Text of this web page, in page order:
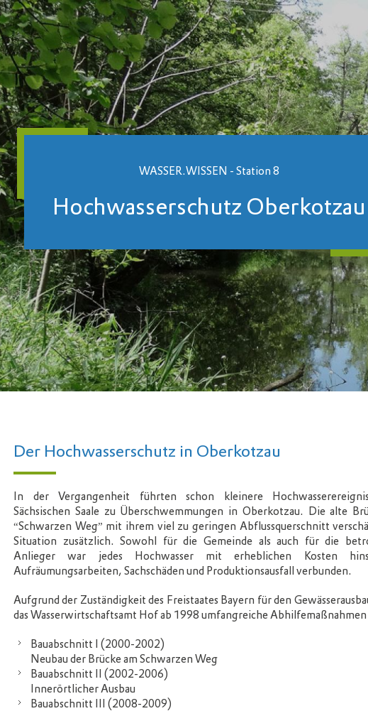
WASSER.WISSEN - Station 8
Hochwasserschutz Oberkotzau
Der Hochwasserschutz in Oberkotzau
In der Vergangenheit führten schon kleinere
Sächsischen Saale zu Überschwemmungen in Oberkotzau. Die alte
“Schwarzen Weg” mit ihrem viel zu geringen Abflussquerschnitt
Situation zusätzlich. Sowohl für die Gemeinde als auch für die
Anlieger war jedes Hochwasser mit erheblichen Kosten
Aufräumungsarbeiten, Sachschäden und Produktionsausfall verbunden.
Aufgrund der Zuständigkeit des Freistaates Bayern für den
das Wasserwirtschaftsamt Hof ab 1998 umfangreiche
Bauabschnitt I (2000-2002)
Neubau der Brücke am Schwarzen Weg
Bauabschnitt II (2002-2006)
Innerörtlicher Ausbau
Bauabschnitt III (2008-2009)